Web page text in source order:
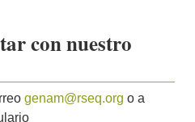
con nuestro
genam@rseq.org o a